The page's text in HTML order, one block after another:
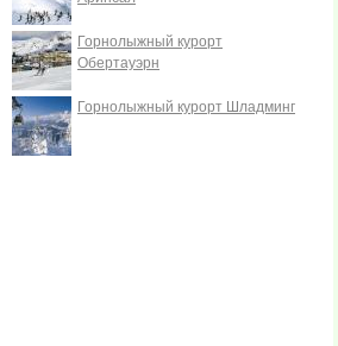
Горнолыжный курорт
Обертауэрн
Горнолыжный курорт Шладминг